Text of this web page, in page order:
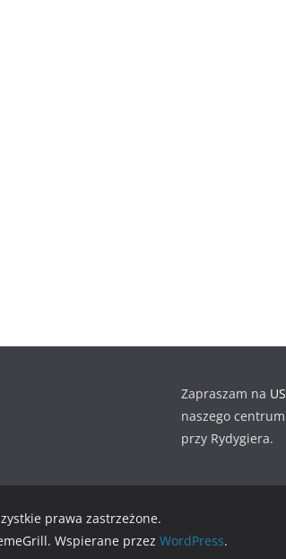
Zapraszam na
naszego
przy Rydygiera.
prawa zastrzeżone.
Wspierane przez WordPress.